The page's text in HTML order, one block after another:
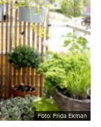
Foto: Frida Ekman